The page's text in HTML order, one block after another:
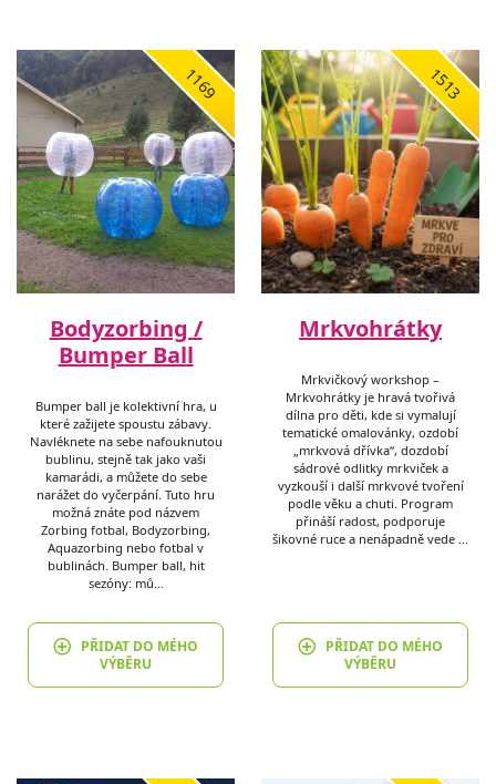
1169
Bodyzorbing /
Bumper Ball
Bumper ball je kolektivní hra, u
které zažijete spoustu zábavy.
Navléknete na sebe nafouknutou
bublinu, stejně tak jako vaši
kamarádi, a můžete do sebe
narážet do vyčerpání. Tuto hru
možná znáte pod názvem
Zorbing fotbal, Bodyzorbing,
Aquazorbing nebo fotbal v
bublinách. Bumper ball, hit
sezóny: mů…
PŘIDAT DO MÉHO
VÝBĚRU
1513
Mrkvohrátky
Mrkvičkový workshop –
Mrkvohrátky je hravá tvořivá
dílna pro děti, kde si vymalují
tematické omalovánky, ozdobí
„mrkvová dřívka“, dozdobí
sádrové odlitky mrkviček a
vyzkouší i další mrkvové tvoření
podle věku a chuti. Program
přináší radost, podporuje
šikovné ruce a nenápadně vede …
PŘIDAT DO MÉHO
VÝBĚRU